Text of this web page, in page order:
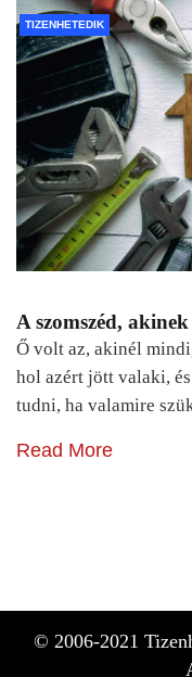
TIZENHETEDIK
A szomszéd,
Ő volt az, akinél
hol azért jött valaki,
tudni, ha valamire
Read More
© 2006-2021